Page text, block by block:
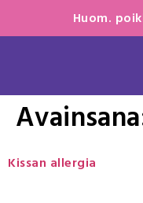
Huom.
Kissan allergia